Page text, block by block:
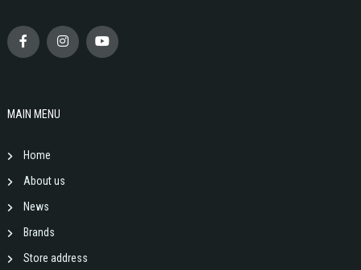
MAIN MENU
Home
About us
News
Brands
Store address